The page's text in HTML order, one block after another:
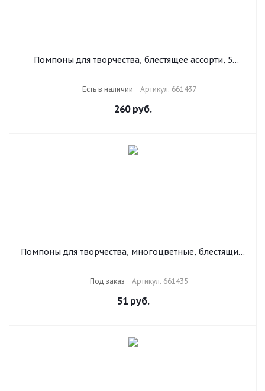
Помпоны для творчества, блестящее ассорти, 5
СОКРОВИЩ, 661437
Есть в наличии Артикул: 661437
260руб.
Помпоны для творчества, многоцветные, блестящие,
Под заказ Артикул: 661435
51руб.